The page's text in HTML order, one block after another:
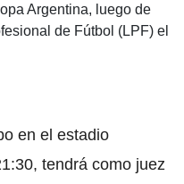
Argentina, luego de
de Fútbol (LPF) el
en el estadio
tendrá como juez